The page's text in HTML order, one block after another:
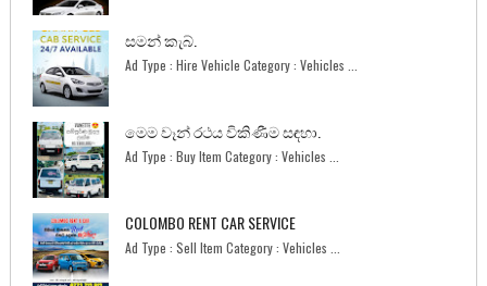
සමන් කැබ්.
Ad Type : Hire Vehicle Category : Vehicles ...
මෙම වෑන් රථය විකිණීම සඳහා.
Ad Type : Buy Item Category : Vehicles ...
COLOMBO RENT CAR SERVICE
Ad Type : Sell Item Category : Vehicles ...